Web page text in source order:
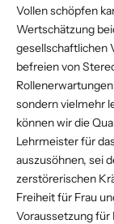
Vollen schöpfen
Wertschätzung
gesellschaftlichen
befreien von
sondern vielmehr
können wir die
Lehrmeister für
auszusöhnen, sei
zerstörerischen
Freiheit für Frau
Voraussetzung für